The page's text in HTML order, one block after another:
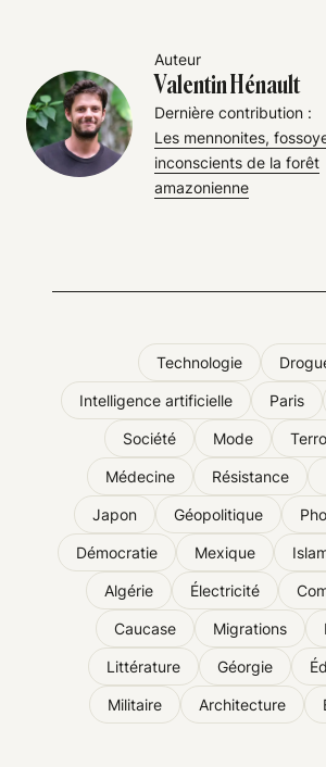
Auteur
Valentin Hénault
Dernière contribution :
Les mennonites,
inconscients de la forêt
amazonienne
Technologie
Intelligence artificielle Paris
Société Mode
Médecine Résistance
Japon Géopolitique
Démocratie Mexique
Algérie Électricité
Caucase Migrations
Littérature Géorgie
Militaire Architecture